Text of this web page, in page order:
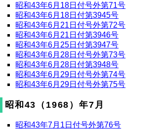
昭和43年6月18日付号外第71号
昭和43年6月18日付第3945号
昭和43年6月21日付号外第72号
昭和43年6月21日付第3946号
昭和43年6月25日付第3947号
昭和43年6月28日付号外第73号
昭和43年6月28日付第3948号
昭和43年6月29日付号外第74号
昭和43年6月29日付号外第75号
昭和43（1968）年7月
昭和43年7月1日付号外第76号